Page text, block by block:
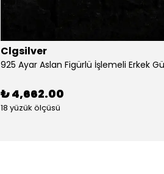
Clgsilver
₺ 4,662.00
18 yüzük ölçüsü